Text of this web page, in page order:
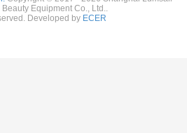
Equipment Co., Ltd..
Developed by ECER